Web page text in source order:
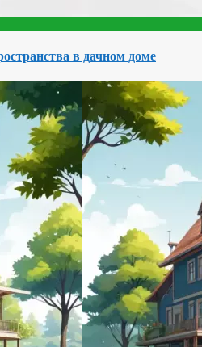
в дачном доме